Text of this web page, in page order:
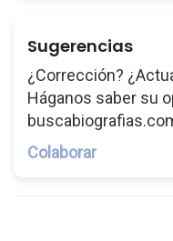
Sugerencias
¿Corrección?
Háganos saber su
Colaborar